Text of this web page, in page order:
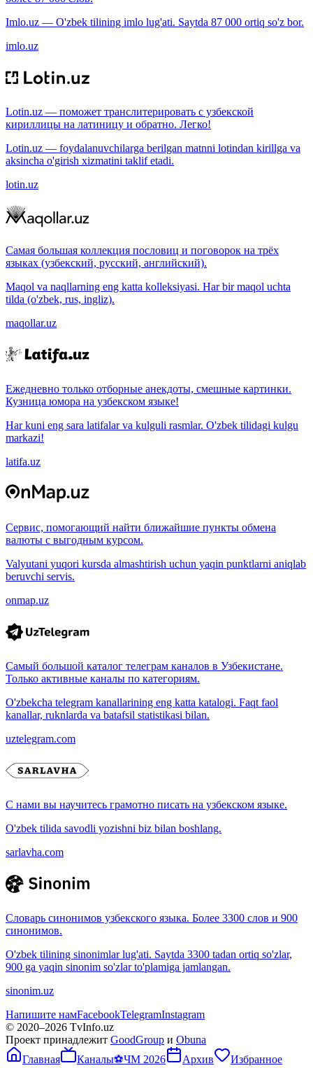
Imlo.uz — O'zbek tilining imlo lug'ati. Saytda 87 000 ortiq so'z bor.
imlo.uz
Lotin.uz — поможет транслитерировать с узбекской
кириллицы на латиницу и обратно. Легко!
Lotin.uz — foydalanuvchilarga berilgan matnni lotindan kirillga va
aksincha o'girish xizmatini taklif etadi.
lotin.uz
Самая большая коллекция пословиц и поговорок на трёх
языках (узбекский, русский, английский).
Maqol va naqllarning eng katta kolleksiyasi. Har bir maqol uchta
tilda (o'zbek, rus, ingliz).
maqollar.uz
Ежедневно только отборные анекдоты, смешные картинки.
Кузница юмора на узбекском языке!
Har kuni eng sara latifalar va kulguli rasmlar. O'zbek tilidagi kulgu
markazi!
latifa.uz
Сервис, помогающий найти ближайшие пункты обмена
валюты с выгодным курсом.
Valyutani yuqori kursda almashtirish uchun yaqin punktlarni aniqlab
beruvchi servis.
onmap.uz
Самый большой каталог телеграм каналов в Узбекистане.
Только активные каналы по категориям.
O'zbekcha telegram kanallarining eng katta katalogi. Faqt faol
kanallar, ruknlarda va batafsil statistikasi bilan.
uztelegram.com
С нами вы научитесь грамотно писать на узбекском языке.
O'zbek tilida savodli yozishni biz bilan boshlang.
sarlavha.com
Словарь синонимов узбекского языка. Более 3300 слов и 900
синонимов.
O'zbek tilining sinonimlar lug'ati. Saytda 3300 tadan ortiq so'zlar,
900 ga yaqin sinonim so'zlar to'plamiga jamlangan.
sinonim.uz
Напишите намFacebookTelegramInstagram
© 2020–2026 TvInfo.uz
Проект принадлежит GoodGroup и Obuna
Главная
Каналы⚽ЧМ 2026 Архив Избранное